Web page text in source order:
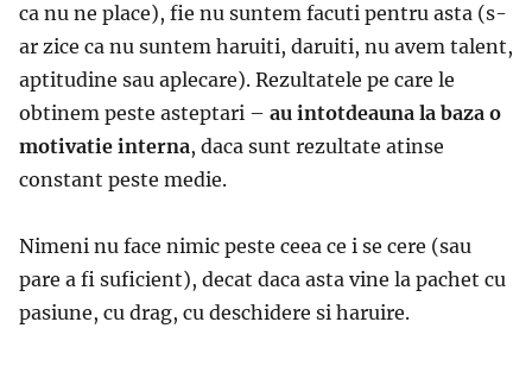
ca nu ne place), fie nu suntem facuti pentru asta (s-
ar zice ca nu suntem haruiti, daruiti, nu avem talent,
aptitudine sau aplecare). Rezultatele pe care le
obtinem peste asteptari – au intotdeauna la baza o
motivatie interna, daca sunt rezultate atinse
constant peste medie.
Nimeni nu face nimic peste ceea ce i se cere (sau
pare a fi suficient), decat daca asta vine la pachet cu
pasiune, cu drag, cu deschidere si haruire.